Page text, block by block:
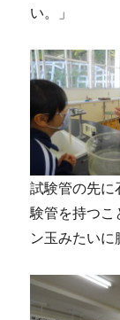
い。」
試験管の先に
験管を持つこ
ン玉みたいに